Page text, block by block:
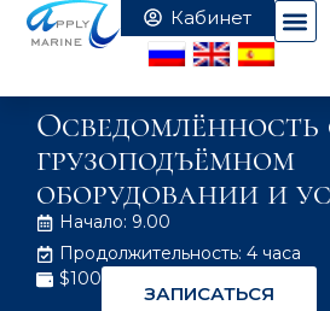
Осведомлённость
грузоподъёмном
оборудовании и
Начало: 9.00
Продолжительность: 4 часа
$100
ЗАПИСАТЬСЯ